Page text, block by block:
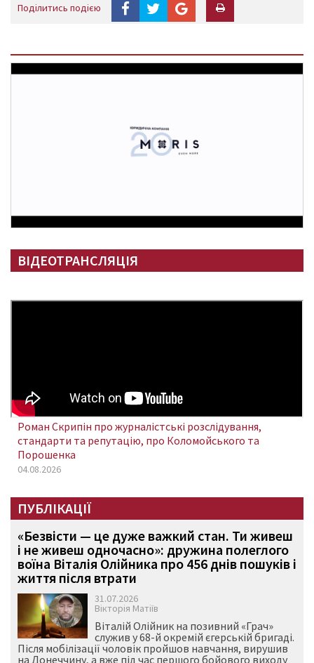
Поділитись подією
ВІДЕОТРАНСЛЯЦІЯ
Роман Скрипін про журналістські розслідування,
стандарти та репутацію, про Коломойського та
Порошенка
04.08.2026
ПУБЛІКАЦІЇ
«Безвісти — це дуже важкий стан. Ти живеш
і не живеш одночасно»: дружина полеглого
воїна Віталія Олійника про 456 днів пошуків і
життя після втрати
31.07.2026
Вікторія Матіїв
Віталій Олійник на позивний «Грач»
служив у 68-й окремій єгерській бригаді.
Після мобілізації чоловік пройшов навчання, вирушив
на Донеччину, а вже під час першого бойового виходу